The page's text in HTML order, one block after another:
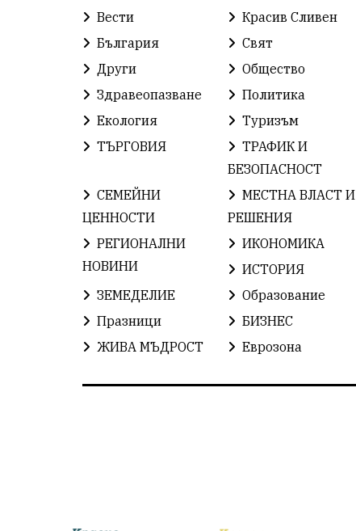
Вести
Красив Сливен
България
Свят
Други
Общество
Здравеопазване
Политика
Екология
Туризъм
ТЪРГОВИЯ
ТРАФИК И
БЕЗОПАСНОСТ
СЕМЕЙНИ
ЦЕННОСТИ
МЕСТНА ВЛАСТ И
РЕШЕНИЯ
РЕГИОНАЛНИ
НОВИНИ
ИКОНОМИКА
ИСТОРИЯ
ЗЕМЕДЕЛИЕ
Образование
Празници
БИЗНЕС
ЖИВА МЪДРОСТ
Еврозона